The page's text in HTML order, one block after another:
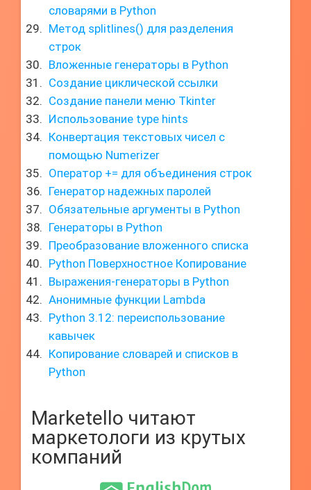
словарями в Python
Метод splitlines() для разделения
строк
Вложенные генераторы в Python
Создание циклической ссылки
Создание панели меню Tkinter
Использование type hints
Конвертация текстовых чисел с
помощью Numerizer
Оператор += для объединения строк
Генератор надежных паролей
Обязательные аргументы в Python
Генераторы в Python
Преобразование вложенного списка
Python Поверхностное Копирование
Выражения-генераторы в Python
Анонимные функции Lambda
Python 3.12: переиспользование
кавычек
Копирование словарей и списков в
Python
Marketello читают
маркетологи из крутых
компаний